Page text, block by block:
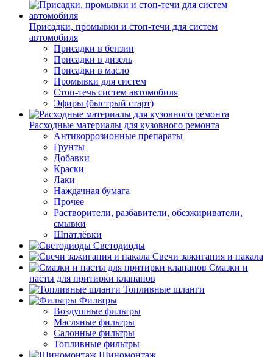
Присадки, промывки и стоп-течи для систем
автомобиля
Присадки в бензин
Присадки в дизель
Присадки в масло
Промывки для систем
Стоп-течь систем автомобиля
Эфиры (быстрый старт)
Расходные материалы для кузовного ремонта
Антикоррозионные препараты
Грунты
Добавки
Краски
Лаки
Наждачная бумага
Прочее
Растворители, разбавители, обезжириватели,
смывки
Шпатлёвки
Светодиоды
Свечи зажигания и накала
Смазки и
пасты для притирки клапанов
Топливные шланги
Фильтры
Воздушные фильтры
Масляные фильтры
Салонные фильтры
Топливные фильтры